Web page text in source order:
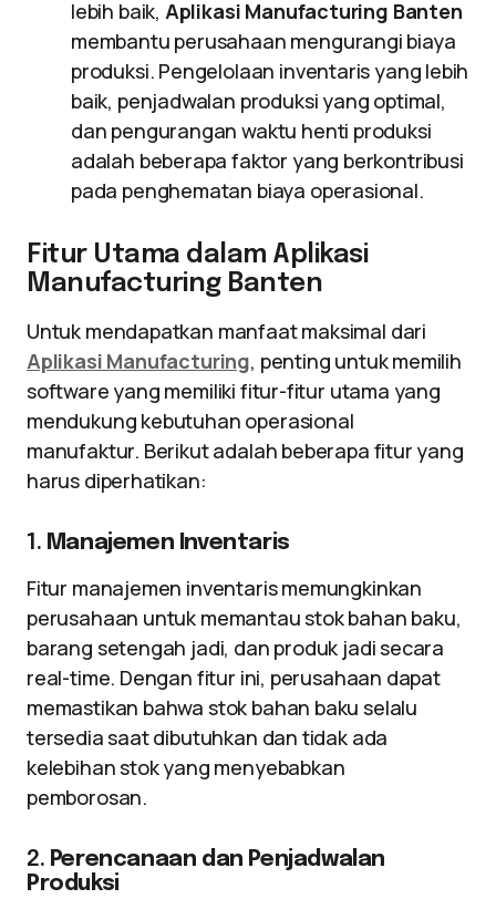
lebih baik, Aplikasi Manufacturing Banten
membantu perusahaan mengurangi biaya
produksi. Pengelolaan inventaris yang lebih
baik, penjadwalan produksi yang optimal,
dan pengurangan waktu henti produksi
adalah beberapa faktor yang berkontribusi
pada penghematan biaya operasional.
Fitur Utama dalam Aplikasi
Manufacturing Banten
Untuk mendapatkan manfaat maksimal dari
Aplikasi Manufacturing, penting untuk memilih
software yang memiliki fitur-fitur utama yang
mendukung kebutuhan operasional
manufaktur. Berikut adalah beberapa fitur yang
harus diperhatikan:
1. Manajemen Inventaris
Fitur manajemen inventaris memungkinkan
perusahaan untuk memantau stok bahan baku,
barang setengah jadi, dan produk jadi secara
real-time. Dengan fitur ini, perusahaan dapat
memastikan bahwa stok bahan baku selalu
tersedia saat dibutuhkan dan tidak ada
kelebihan stok yang menyebabkan
pemborosan.
2. Perencanaan dan Penjadwalan
Produksi